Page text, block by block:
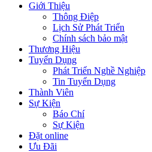
Giới Thiệu
Thông Điệp
Lịch Sử Phát Triển
Chính sách bảo mật
Thương Hiệu
Tuyển Dụng
Phát Triển Nghề Nghiệp
Tin Tuyển Dụng
Thành Viên
Sự Kiện
Báo Chí
Sự Kiện
Đặt online
Ưu Đãi